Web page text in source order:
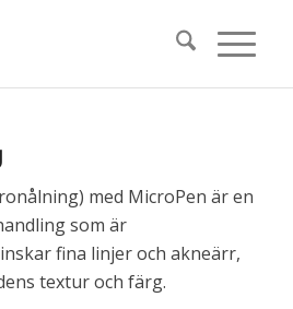
med MicroPen är en
som är
fina linjer och akneärr,
textur och färg.